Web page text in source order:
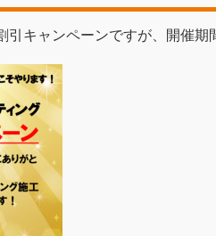
キャンペーンですが、開催期